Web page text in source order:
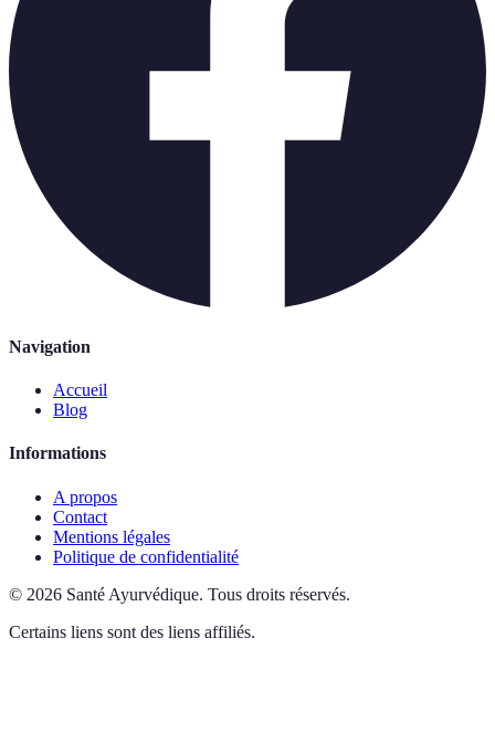
Navigation
Accueil
Blog
Informations
A propos
Contact
Mentions légales
Politique de confidentialité
© 2026 Santé Ayurvédique. Tous droits réservés.
Certains liens sont des liens affiliés.